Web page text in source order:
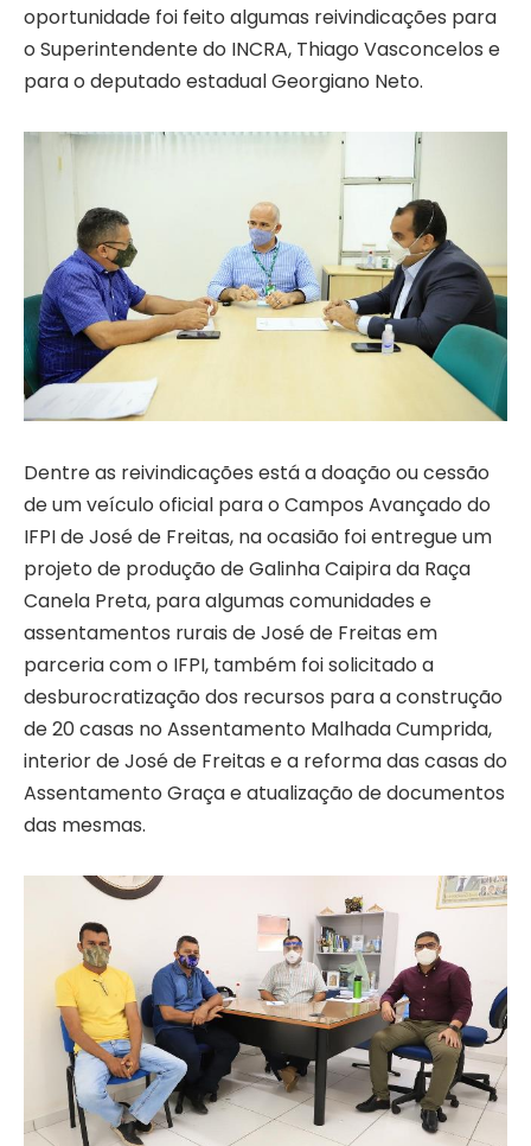
oportunidade foi feito algumas reivindicações para
o Superintendente do INCRA, Thiago Vasconcelos e
para o deputado estadual Georgiano Neto.
Dentre as reivindicações está a doação ou cessão
de um veículo oficial para o Campos Avançado do
IFPI de José de Freitas, na ocasião foi entregue um
projeto de produção de Galinha Caipira da Raça
Canela Preta, para algumas comunidades e
assentamentos rurais de José de Freitas em
parceria com o IFPI, também foi solicitado a
desburocratização dos recursos para a construção
de 20 casas no Assentamento Malhada Cumprida,
interior de José de Freitas e a reforma das casas do
Assentamento Graça e atualização de documentos
das mesmas.